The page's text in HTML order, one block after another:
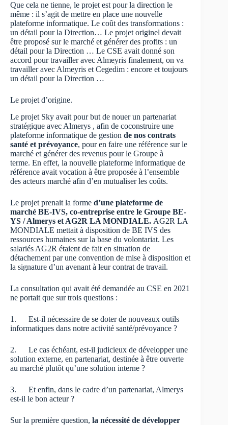
Que cela ne tienne, le projet est pour la direction le
même : il s’agit de mettre en place une nouvelle
plateforme informatique. Le coût des transformations :
un détail pour la Direction… Le projet originel devait
être proposé sur le marché et générer des profits : un
détail pour la Direction … Le CSE avait donné son
accord pour travailler avec Almeyris finalement, on va
travailler avec Almeyris et Cegedim : encore et toujours
un détail pour la Direction …
Le projet d’origine.
Le projet Sky avait pour but de nouer un partenariat
stratégique avec Almerys , afin de coconstruire une
plateforme informatique de gestion de nos contrats
santé et prévoyance, pour en faire une référence sur le
marché et générer des revenus pour le Groupe à
terme. En effet, la nouvelle plateforme informatique de
référence avait vocation à être proposée à l’ensemble
des acteurs marché afin d’en mutualiser les coûts.
Le projet prenait la forme d’une plateforme de
marché BE-IVS, co-entreprise entre le Groupe BE-
YS / Almerys et AG2R LA MONDIALE. AG2R LA
MONDIALE mettait à disposition de BE IVS des
ressources humaines sur la base du volontariat. Les
salariés AG2R étaient de fait en situation de
détachement par une convention de mise à disposition et
la signature d’un avenant à leur contrat de travail.
La consultation qui avait été demandée au CSE en 2021
ne portait que sur trois questions :
1. Est-il nécessaire de se doter de nouveaux outils
informatiques dans notre activité santé/prévoyance ?
2. Le cas échéant, est-il judicieux de développer une
solution externe, en partenariat, destinée à être ouverte
au marché plutôt qu’une solution interne ?
3. Et enfin, dans le cadre d’un partenariat, Almerys
est-il le bon acteur ?
Sur la première question, la nécessité de développer